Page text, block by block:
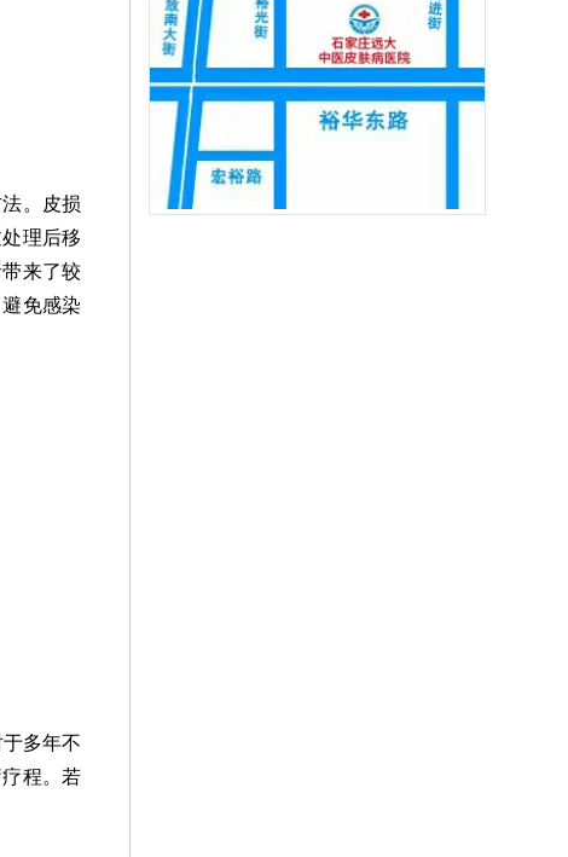
。皮损
理后移
来了较
免感染
多年不
程。若
差异一人一方对症施治，严格分期、分型
制